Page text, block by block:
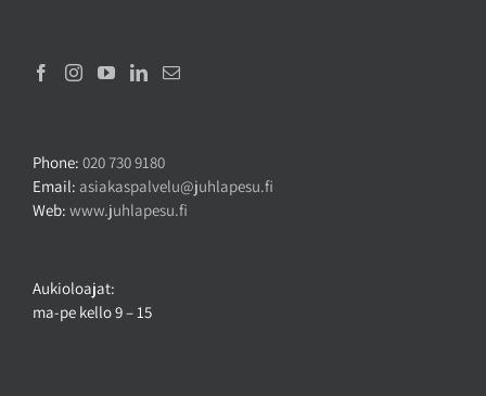
Phone: 020 730 9180
Email: asiakaspalvelu@juhlapesu.fi
Web: www.juhlapesu.fi
Aukioloajat:
ma-pe kello 9 – 15